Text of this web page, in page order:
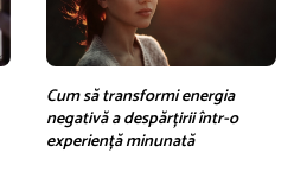
Cum să transformi energia
negativă a despărțirii într-o
experiență minunată